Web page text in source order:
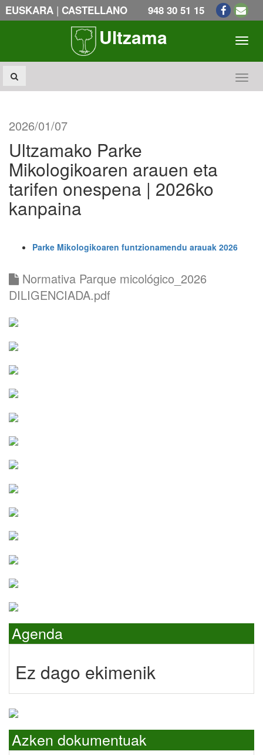
EUSKARA | CASTELLANO 948 30 51 15
Ultzama
2026/01/07
Ultzamako Parke
Mikologikoaren arauen eta
tarifen onespena | 2026ko
kanpaina
Parke Mikologikoaren funtzionamendu arauak 2026
Normativa Parque micológico_2026
DILIGENCIADA.pdf
Agenda
Ez dago ekimenik
Azken dokumentuak